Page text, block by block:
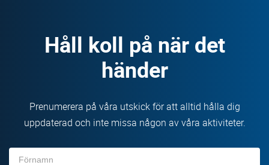
Håll koll på när det
händer
Prenumerera på våra utskick för att alltid hålla dig
uppdaterad och inte missa någon av våra aktiviteter.
Förnamn